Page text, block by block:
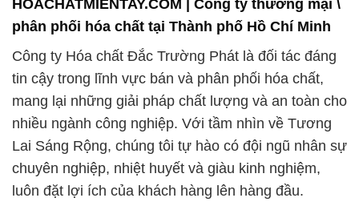
HOACHATMIENTAY.COM | Công ty thương mại \
phân phối hóa chất tại Thành phố Hồ Chí Minh
Công ty Hóa chất Đắc Trường Phát là đối tác đáng
tin cậy trong lĩnh vực bán và phân phối hóa chất,
mang lại những giải pháp chất lượng và an toàn cho
nhiều ngành công nghiệp. Với tầm nhìn về Tương
Lai Sáng Rộng, chúng tôi tự hào có đội ngũ nhân sự
chuyên nghiệp, nhiệt huyết và giàu kinh nghiệm,
luôn đặt lợi ích của khách hàng lên hàng đầu.